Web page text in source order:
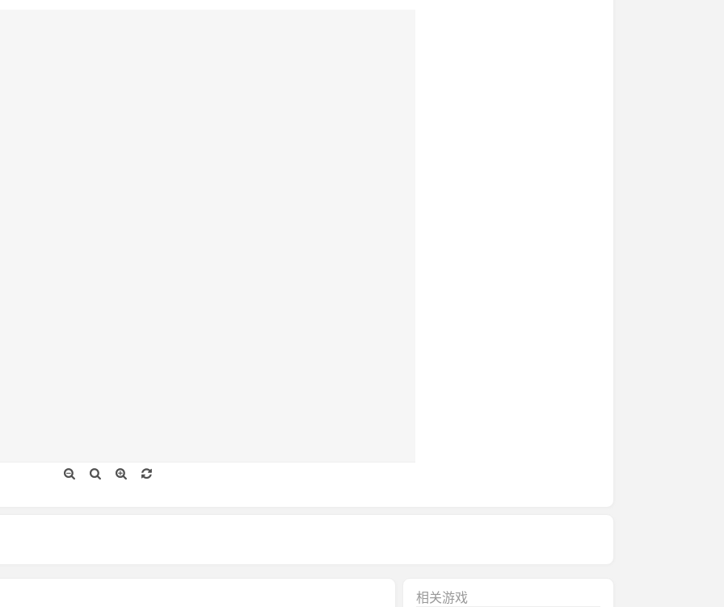
相关游戏